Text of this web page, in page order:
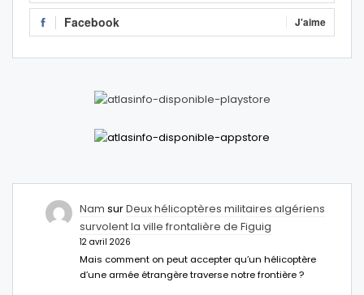
Facebook J'aime
Nam surDeux hélicoptères militaires algériens
survolent la ville frontalière de Figuig
12 avril 2026
Mais comment on peut accepter qu’un hélicoptère
d’une armée étrangère traverse notre frontière ?